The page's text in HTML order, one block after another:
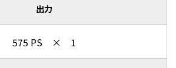
出力
575 PS × 1